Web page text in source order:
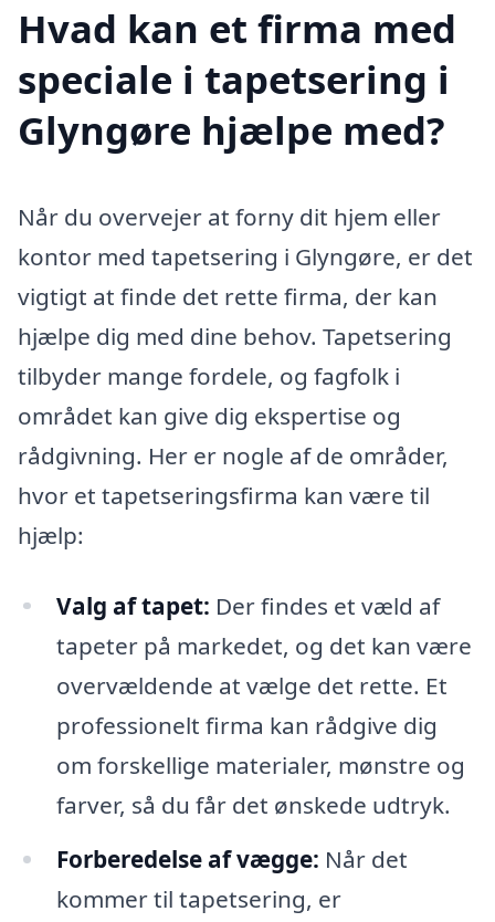
Hvad kan et firma med
speciale i tapetsering i
Glyngøre hjælpe med?
Når du overvejer at forny dit hjem eller
kontor med tapetsering i Glyngøre, er det
vigtigt at finde det rette firma, der kan
hjælpe dig med dine behov. Tapetsering
tilbyder mange fordele, og fagfolk i
området kan give dig ekspertise og
rådgivning. Her er nogle af de områder,
hvor et tapetseringsfirma kan være til
hjælp:
Valg af tapet: Der findes et væld af
tapeter på markedet, og det kan være
overvældende at vælge det rette. Et
professionelt firma kan rådgive dig
om forskellige materialer, mønstre og
farver, så du får det ønskede udtryk.
Forberedelse af vægge: Når det
kommer til tapetsering, er